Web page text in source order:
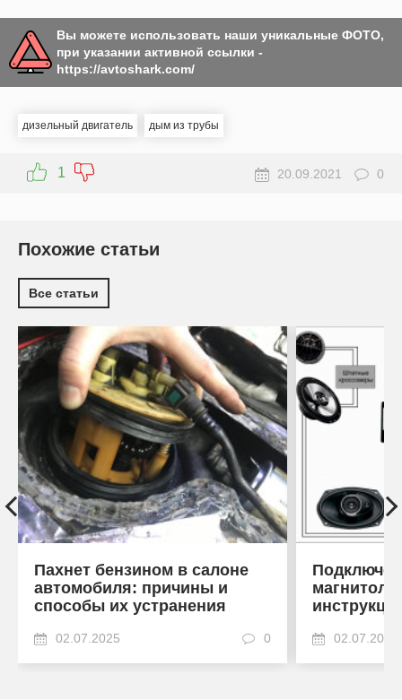
Вы можете использовать наши уникальные ФОТО,
при указании активной ссылки -
https://avtoshark.com/
дизельный двигатель дым из трубы
1 20.09.2021 0
Похожие статьи
Все статьи
Пахнет бензином в салоне
автомобиля: причины и
способы их устранения
02.07.2025 0 02.07.2025